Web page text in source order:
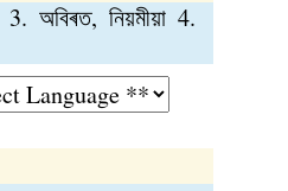
অবিৰত, নিয়মীয়া 4.